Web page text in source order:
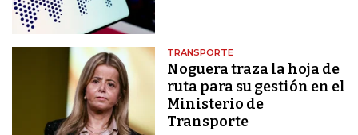
TRANSPORTE
Noguera traza la hoja de
ruta para su gestión en el
Ministerio de
Transporte